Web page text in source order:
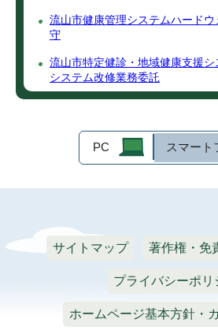
流山市健康管理システムハード
守
流山市特定健診・地域健康支援
システム改修業務委託
PC スマート
サイトマップ 著作権・免
プライバシーポリ
ホームページ基本方針・